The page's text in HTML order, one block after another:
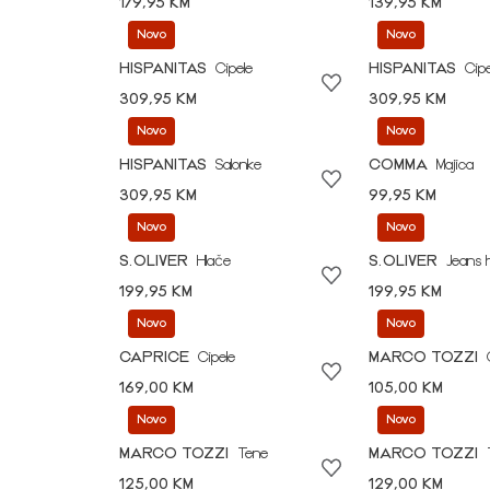
179,95 KM 139,95 KM
Novo
HISPANITAS
Cipele
309,95 KM
Novo
HISPANITAS
309,95 KM
Novo
HISPANITAS
Salonke
309,95 KM
Novo
COMMA
Majica
99,95 KM
Novo
S.OLIVER
Hlače
199,95 KM
Novo
S.OLIVER
Jeans
199,95 KM
Novo
CAPRICE Cipele
169,00 KM
Novo
MARCO TOZZI
105,00 KM
Novo
MARCO TOZZI
Tene
125,00 KM
Novo
MARCO TOZZI
129,00 KM